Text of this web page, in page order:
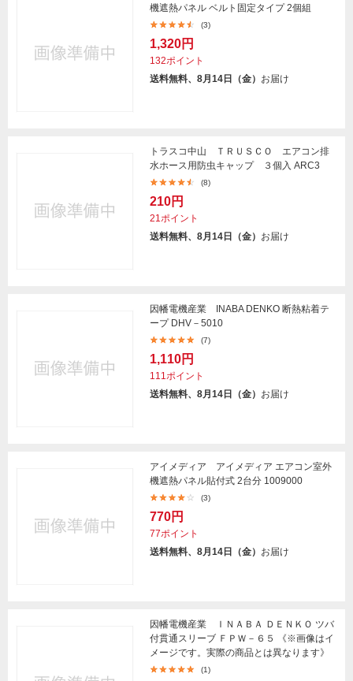
機遮熱パネル ベルト固定タイプ 2個組
(3)
1,320円
132ポイント
送料無料、8月14日（金） お届け
トラスコ中山 ＴＲＵＳＣＯ エアコン排
水ホース用防虫キャップ ３個入 ARC3
(8)
210円
21ポイント
送料無料、8月14日（金） お届け
因幡電機産業 INABA DENKO 断熱粘着テ
ープ DHV－5010
(7)
1,110円
111ポイント
送料無料、8月14日（金） お届け
アイメディア アイメディア エアコン室外
機遮熱パネル貼付式 2台分 1009000
(3)
770円
77ポイント
送料無料、8月14日（金） お届け
因幡電機産業 ＩＮＡＢＡ ＤＥＮＫＯ ツバ
付貫通スリーブ ＦＰＷ－６５ 《※画像はイ
メージです。実際の商品とは異なります》
(1)